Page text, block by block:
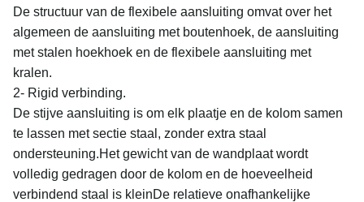
De structuur van de flexibele aansluiting omvat over het
algemeen de aansluiting met boutenhoek, de aansluiting
met stalen hoekhoek en de flexibele aansluiting met
kralen.
2- Rigid verbinding.
De stijve aansluiting is om elk plaatje en de kolom samen
te lassen met sectie staal, zonder extra staal
ondersteuning.Het gewicht van de wandplaat wordt
volledig gedragen door de kolom en de hoeveelheid
verbindend staal is kleinDe relatieve onafhankelijke